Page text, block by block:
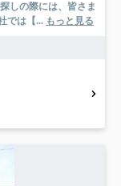
では【... もっと見る